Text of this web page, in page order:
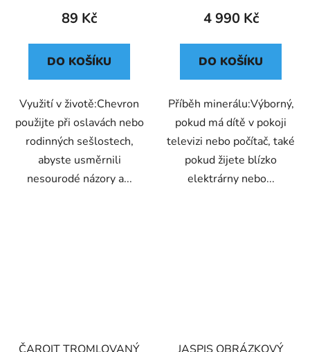
89 Kč
DO KOŠÍKU
Využití v životě:Chevron
použijte při oslavách nebo
rodinných sešlostech,
abyste usměrnili
nesourodé názory a...
4 990 Kč
DO KOŠÍKU
Příběh minerálu:Výborný,
pokud má dítě v pokoji
televizi nebo počítač, také
pokud žijete blízko
elektrárny nebo...